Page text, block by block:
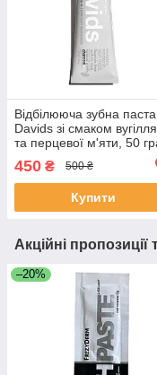
Відбілююча зубна паста
Davids зі смаком вугілля
та перцевої м'яти, 50
450 ₴ 500 ₴
Купити
Акційні пропозиції
–20%